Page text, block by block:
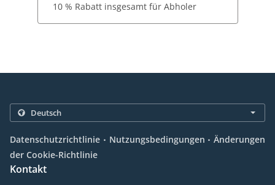
10 % Rabatt insgesamt für Abholer
Datenschutzrichtlinie . Nutzungsbedingungen . Änderungen
der Cookie-Richtlinie
Kontakt